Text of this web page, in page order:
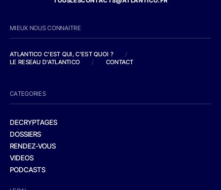
MIEUX NOUS CONNAITRE
ATLANTICO C'EST QUI, C'EST QUOI ?
/
LE RESEAU D'ATLANTICO
/ CONTACT
CATEGORIES
DECRYPTAGES
DOSSIERS
RENDEZ-VOUS
VIDEOS
PODCASTS